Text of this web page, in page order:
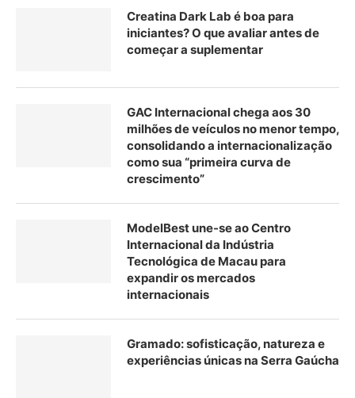
Creatina Dark Lab é boa para
iniciantes? O que avaliar antes de
começar a suplementar
GAC Internacional chega aos 30
milhões de veículos no menor tempo,
consolidando a internacionalização
como sua “primeira curva de
crescimento”
ModelBest une-se ao Centro
Internacional da Indústria
Tecnológica de Macau para
expandir os mercados
internacionais
Gramado: sofisticação, natureza e
experiências únicas na Serra Gaúcha